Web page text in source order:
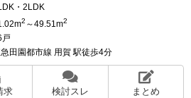
・2LDK
2 ～49.51m2
戸
田園都市線 用賀 駅徒歩4分
求 検討スレ まとめ